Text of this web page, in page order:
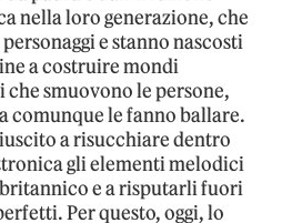
nella loro generazione, che
e stanno nascosti
a costruire mondi
smuovono le persone,
comunque le fanno ballare.
a risucchiare dentro
gli elementi melodici
e a risputarli fuori
Per questo, oggi, lo